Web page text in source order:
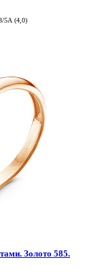
5А (4,0)
Золото 585.